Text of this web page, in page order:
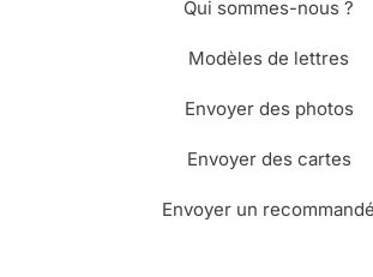
Qui sommes-nous ?
Modèles de lettres
Envoyer des photos
Envoyer des cartes
Envoyer un recommandé